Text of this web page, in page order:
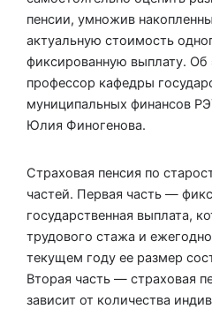
пенсии, умножив
актуальную стоимость
фиксированную выплату.
профессор кафедры
муниципальных финансов
Юлия Финогенова.
Страховая пенсия по
частей. Первая часть —
государственная выплата,
трудового стажа и
текущем году ее размер
Вторая часть — страховая
зависит от количества